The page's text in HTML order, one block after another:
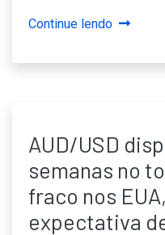
Continue lendo
AUD/USD
semanas no
fraco nos
expectativa